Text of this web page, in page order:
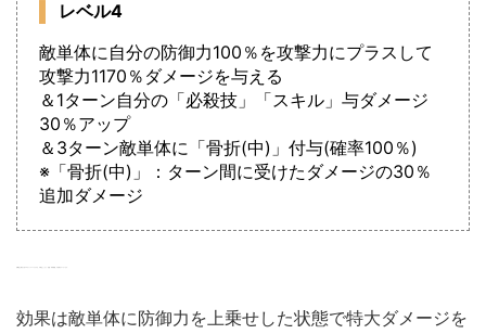
レベル4
敵単体に自分の防御力100％を攻撃力にプラスして
攻撃力1170％ダメージを与える
＆1ターン自分の「必殺技」「スキル」与ダメージ
30％アップ
＆3ターン敵単体に「骨折(中)」付与(確率100％)
※「骨折(中)」：ターン間に受けたダメージの30％
追加ダメージ
効果は敵単体に防御力を上乗せした状態で特大ダメージを